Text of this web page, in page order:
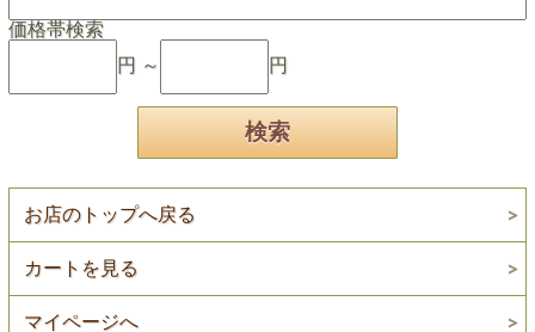
価格帯検索
円 ～
円
お店のトップへ戻る
カートを見る
マイページへ